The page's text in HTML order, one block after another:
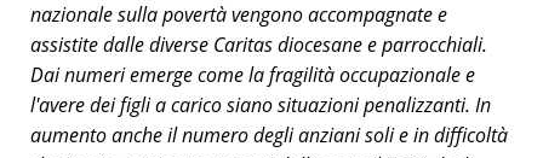
nazionale sulla povertà vengono accompagnate e
assistite dalle diverse Caritas diocesane e parrocchiali.
Dai numeri emerge come la fragilità occupazionale e
l'avere dei figli a carico siano situazioni penalizzanti. In
aumento anche il numero degli anziani soli e in difficoltà